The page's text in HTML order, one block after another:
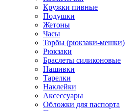
Кружки пивные
Подушки
Жетоны
Часы
Торбы (рюкзаки-мешки)
Рюкзаки
Браслеты силиконовые
Нашивки
Тарелки
Наклейки
Аксессуары
Обложки для паспорта